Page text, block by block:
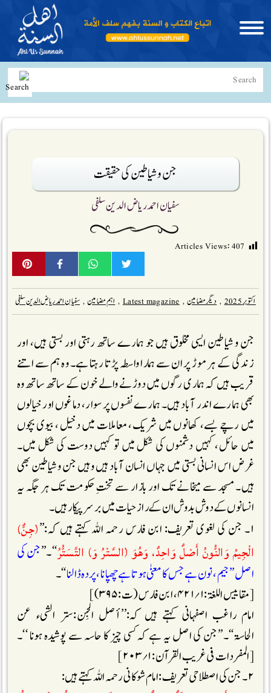
جن و شیاطین کی حقیقت
سفیان احمد ریاض الدین سلفی
اکتوبر 2025 , دیگر مضامین ,
Latest magazine
, اہم مضامین , سفیان احمد ریاض الدین سلفی
جن و شیاطین ایسی مخلوق ہیں جو ہمارے ساتھ رہتی اور بستی ہیں، اور
زندگی کے ہر موڑ پر ان سے ہمارا واسطہ پڑتا رہتا ہے۔ وہ ہم سے اتنے
قریب ہیں کہ ہماری رگوں میں دوڑنے والے خون کے ساتھ ساتھ وہ
بھی ہمارے اندر آباد ہیں۔ ہمارے نفسوں پر سوار، دماغوں اور خیالوں
میں رچے بسے، کھانوں میں شریک، معاملات میں دخیل ، بیوی بچوں
میں حائل، کہیں دشمنوں کی شکل میں تو کہیں دوست کی شکل میں۔
غرض اس انسانی بستی میں جہاں انسان آباد ہیں وہیں جن و شیاطین بھی
ہیں۔ مسجد سے میخانے تک اور بازار سے تختِ حکومت تک ہر جگہ یہ
انسانوں کے دوش بدوش ان کے راز حیات میں بر سر پیکار ہیں۔
۱۔ جن کی لغوی تعریف: ابن فارس رحمہ اللہ کہتے ہیں کہ:’’
(جِنٌّ)
الْجِيمُ وَالنُّونُ أَصْلٌ وَاحِدٌ، وَهُوَ (السَّتْرُ وَ) التَّسَتُّرُ‘‘۔’’جن کی
اصل ’’جیم ، نون ہے جس کا معنیٰ ہوتا ہے چھپانا ، پردہ ڈالنا‘‘۔
[مقاییس اللغۃ:۱؍۴۲۱، ابن فارس (ت:۳۹۵)]
امام راغب اصفہانی کہتے ہیں کہ:’’أصل الجِن:ستر الشیء عن
الحاسۃ‘‘۔’’جن کی اصل یہ ہے کہ کسی چیز کا حاسہ سے پوشیدہ ہونا ‘‘۔
[المفردات فی غریب القرآن :۱؍۲۰۳]
۲۔ جن کی اصطلاحی تعریف: امام شوکانی رحمہ اللہ کہتے ہیں:
Articles Views:407